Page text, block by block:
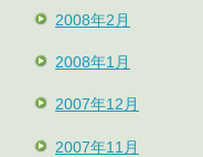
2008年2月
2008年1月
2007年12月
2007年11月